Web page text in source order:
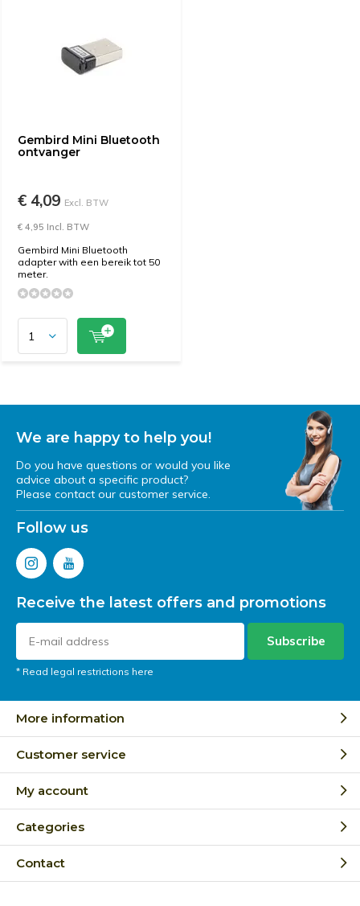
Gembird Mini Bluetooth
ontvanger
€ 4,09 Excl. BTW
€ 4,95 Incl. BTW
Gembird Mini Bluetooth
adapter with een bereik tot 50
meter.
We are happy to help you!
Do you have questions or would you like
advice about a specific product?
Please contact our customer service.
Follow us
Receive the latest offers and promotions
Subscribe
* Read legal restrictions here
More information
Customer service
My account
Categories
Contact